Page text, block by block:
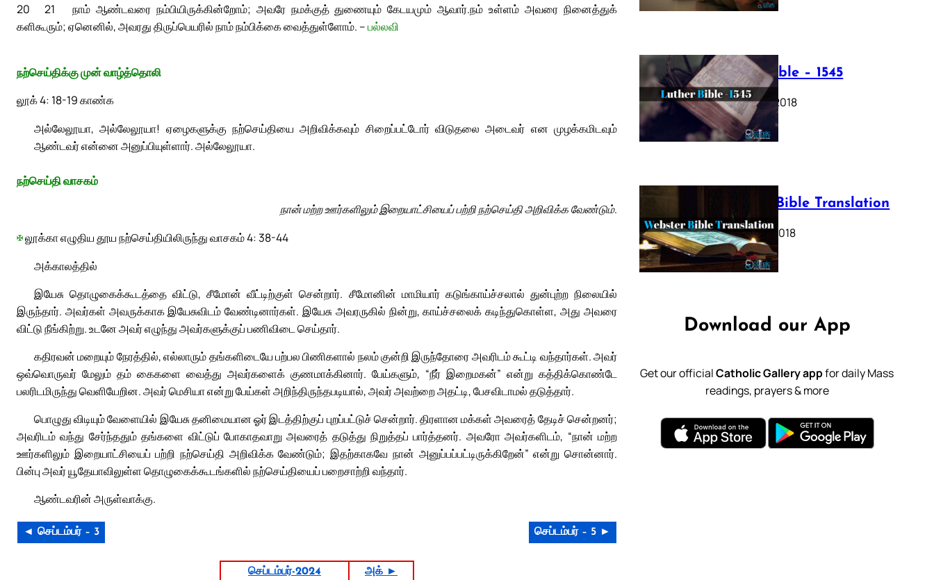
20
நாம் ஆண்டவரை நம்பியிருக்கின்றோம்; அவரே நமக்குத் துணையும் கேடயமும் ஆவார்.
21
நம் உள்ளம் அவரை நினைத்துக்
களிகூரும்; ஏனெனில், அவரது திருப்பெயரில் நாம் நம்பிக்கை வைத்துள்ளோம். –பல்லவி
நற்செய்திக்கு முன் வாழ்த்தொலி
லூக் 4: 18-19 காண்க
அல்லேலூயா, அல்லேலூயா! ஏழைகளுக்கு நற்செய்தியை அறிவிக்கவும் சிறைப்பட்டோர் விடுதலை அடைவர் என முழக்கமிடவும்
ஆண்டவர் என்னை அனுப்பியுள்ளார். அல்லேலூயா.
நற்செய்தி வாசகம்
நான் மற்ற ஊர்களிலும் இறையாட்சியைப் பற்றி நற்செய்தி அறிவிக்க வேண்டும்.
✠லூக்கா எழுதிய தூய நற்செய்தியிலிருந்து வாசகம் 4: 38-44
அக்காலத்தில்
இயேசு தொழுகைக்கூடத்தை விட்டு, சீமோன் வீட்டிற்குள் சென்றார். சீமோனின் மாமியார் கடுங்காய்ச்சலால் துன்புற்ற நிலையில்
இருந்தார். அவர்கள் அவருக்காக இயேசுவிடம் வேண்டினார்கள். இயேசு அவரருகில் நின்று, காய்ச்சலைக் கடிந்துகொள்ள, அது அவரை
விட்டு நீங்கிற்று. உடனே அவர் எழுந்து அவர்களுக்குப் பணிவிடை செய்தார்.
கதிரவன் மறையும் நேரத்தில், எல்லாரும் தங்களிடையே பற்பல பிணிகளால் நலம் குன்றி இருந்தோரை அவரிடம் கூட்டி வந்தார்கள். அவர்
ஒவ்வொருவர் மேலும் தம் கைகளை வைத்து அவர்களைக் குணமாக்கினார். பேய்களும், “நீர் இறைமகன்” என்று கத்திக்கொண்டே
பலரிடமிருந்து வெளியேறின. அவர் மெசியா என்று பேய்கள் அறிந்திருந்தபடியால், அவர் அவற்றை அதட்டி, பேசவிடாமல் தடுத்தார்.
பொழுது விடியும் வேளையில் இயேசு தனிமையான ஓர் இடத்திற்குப் புறப்பட்டுச் சென்றார். திரளான மக்கள் அவரைத் தேடிச் சென்றனர்;
அவரிடம் வந்து சேர்ந்ததும் தங்களை விட்டுப் போகாதவாறு அவரைத் தடுத்து நிறுத்தப் பார்த்தனர். அவரோ அவர்களிடம், “நான் மற்ற
ஊர்களிலும் இறையாட்சியைப் பற்றி நற்செய்தி அறிவிக்க வேண்டும்; இதற்காகவே நான் அனுப்பப்பட்டிருக்கிறேன்” என்று சொன்னார்.
பின்பு அவர் யூதேயாவிலுள்ள தொழுகைக்கூடங்களில் நற்செய்தியைப் பறைசாற்றி வந்தார்.
ஆண்டவரின் அருள்வாக்கு.
◄ செப்டம்பர் – 3 செப்டம்பர் – 5 ►
செப்டம்பர்-2024
அக் ►
Luther Bible – 1545
October 17, 2018
Webster Bible Translation
October 11, 2018
Download our App
Get our officialCatholic Gallery appfor daily Mass
readings, prayers & more